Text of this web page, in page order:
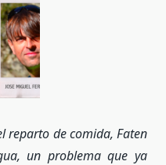
reparto de comida, Faten
un problema que ya